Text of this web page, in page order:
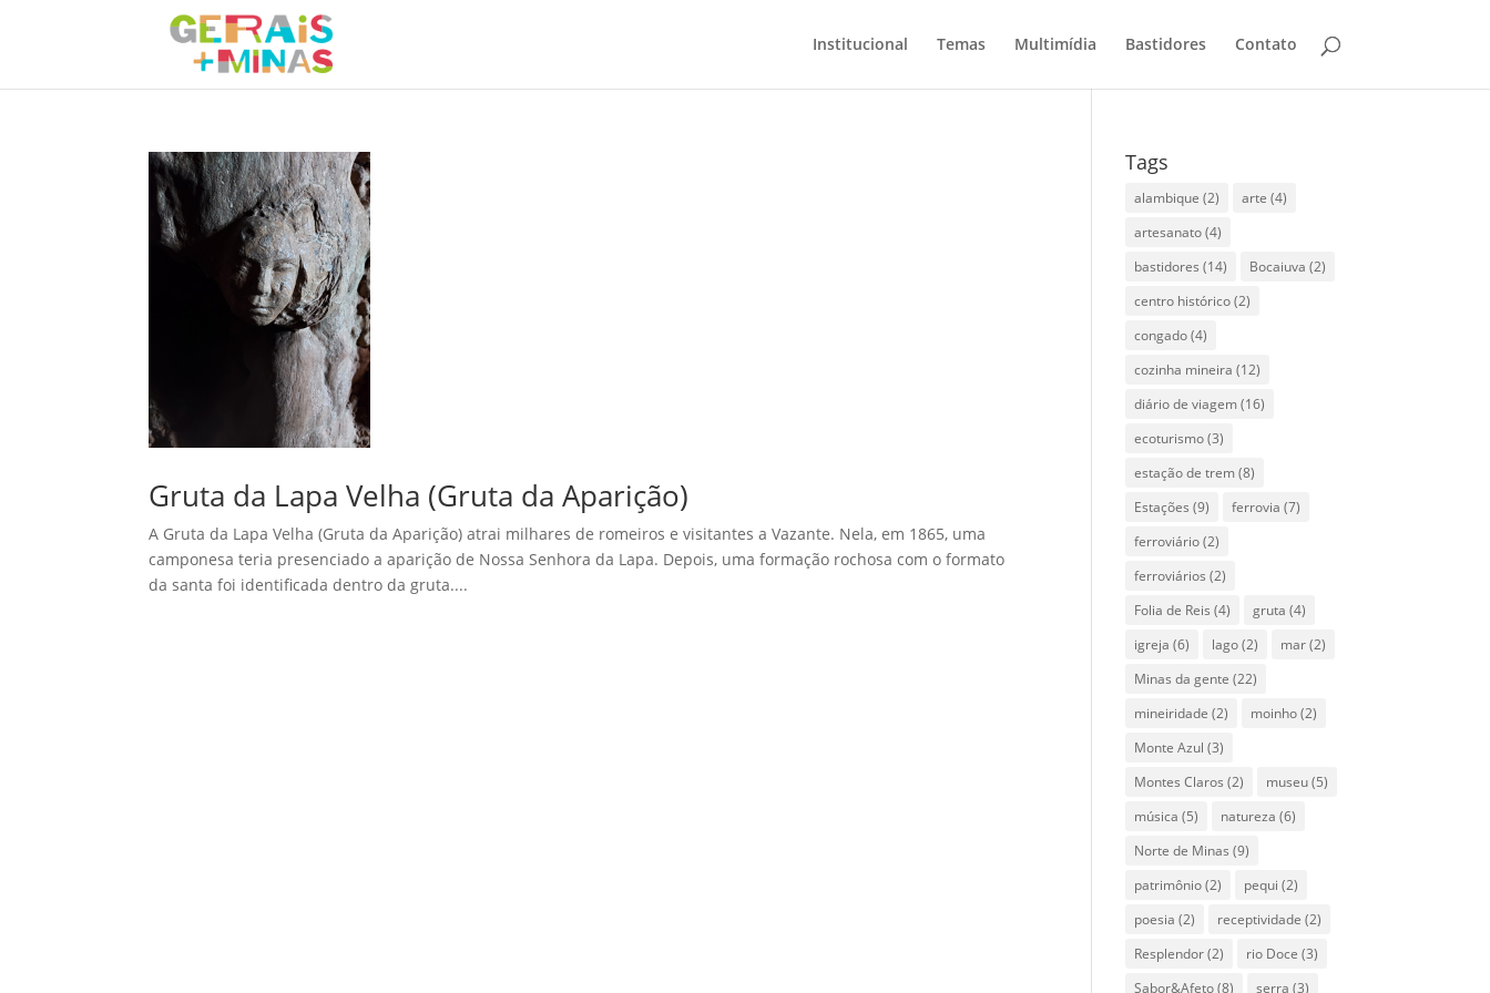
Institucional Temas Multimídia Bastidores Contato
Gruta da Lapa Velha (Gruta da Aparição)
A Gruta da Lapa Velha (Gruta da Aparição) atrai milhares de romeiros e visitantes a Vazante. Nela, em 1865, uma
camponesa teria presenciado a aparição de Nossa Senhora da Lapa. Depois, uma formação rochosa com o formato
da santa foi identificada dentro da gruta....
Tags
alambique (2) arte (4)
artesanato(4)
bastidores (14) Bocaiuva (2)
centro histórico(2)
congado(4)
cozinha mineira (12)
diário de viagem(16)
ecoturismo(3)
estação de trem(8)
Estações (9) ferrovia (7)
ferroviário(2)
ferroviários (2)
Folia de Reis (4) gruta (4)
igreja (6) lago(2) mar(2)
Minas da gente (22)
mineiridade (2) moinho(2)
Monte Azul (3)
Montes Claros (2) museu(5)
música (5) natureza (6)
Norte de Minas (9)
patrimônio(2) pequi (2)
poesia (2) receptividade (2)
Resplendor(2) rio Doce (3)
Sabor&Afeto(8) serra (3)